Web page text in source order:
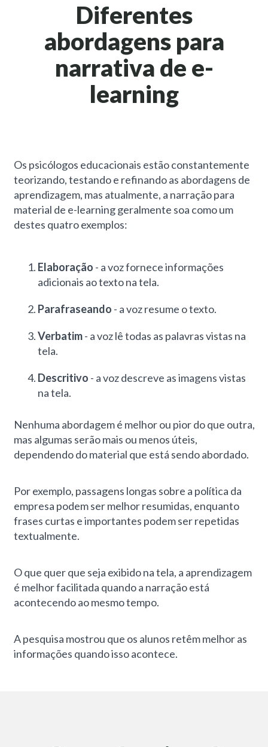
Diferentes
abordagens para
narrativa de e-
learning
Os psicólogos educacionais estão constantemente
teorizando, testando e refinando as abordagens de
aprendizagem, mas atualmente, a narração para
material de e-learning geralmente soa como um
destes quatro exemplos:
Elaboração - a voz fornece informações
adicionais ao texto na tela.
Parafraseando - a voz resume o texto.
Verbatim- a voz lê todas as palavras vistas na
tela.
Descritivo - a voz descreve as imagens vistas
na tela.
Nenhuma abordagem é melhor ou pior do que outra,
mas algumas serão mais ou menos úteis,
dependendo do material que está sendo abordado.
Por exemplo, passagens longas sobre a política da
empresa podem ser melhor resumidas, enquanto
frases curtas e importantes podem ser repetidas
textualmente.
O que quer que seja exibido na tela, a aprendizagem
é melhor facilitada quando a narração está
acontecendo ao mesmo tempo.
A pesquisa mostrou que os alunos retêm melhor as
informações quando isso acontece.